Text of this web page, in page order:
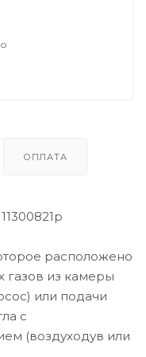
ОПЛАТА
расположено
газов из камеры
или подачи
с
(воздуходув или